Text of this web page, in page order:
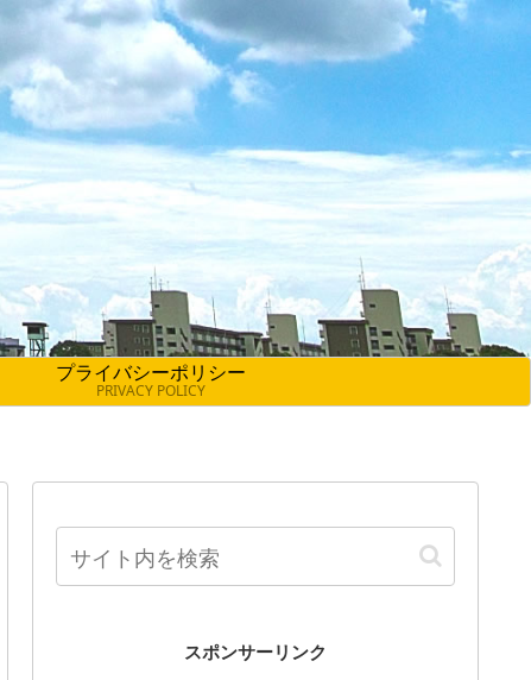
プライバシーポリシー
PRIVACY POLICY
スポンサーリンク